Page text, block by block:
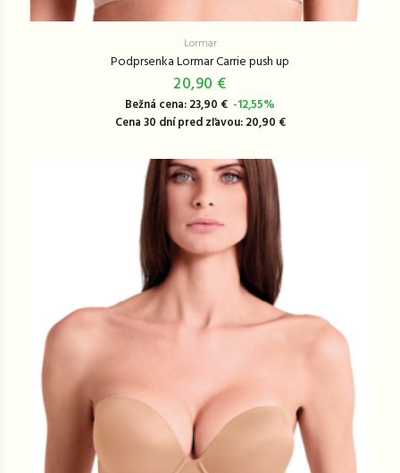
Lormar
Podprsenka Lormar Carrie push up
20,90 €
Bežná cena: 23,90 € -12,55%
Cena 30 dní pred zľavou: 20,90 €